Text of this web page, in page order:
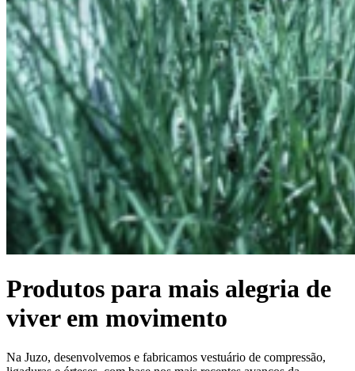
Produtos para mais alegria de
viver em movimento
Na Juzo, desenvolvemos e fabricamos vestuário de compressão,